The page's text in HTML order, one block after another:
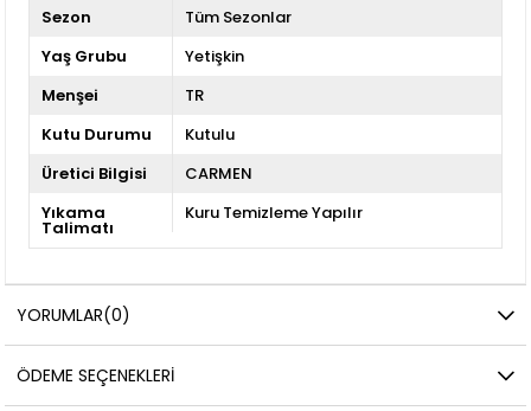
Sezon
Tüm Sezonlar
Yaş Grubu
Yetişkin
Menşei
TR
Kutu Durumu
Kutulu
Üretici Bilgisi
CARMEN
Yıkama
Talimatı
Kuru Temizleme Yapılır
YORUMLAR(0)
ÖDEME SEÇENEKLERI